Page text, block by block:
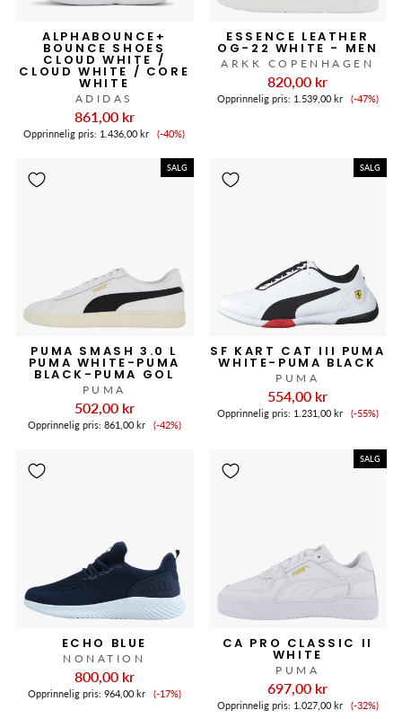
ALPHABOUNCE+
BOUNCE SHOES
CLOUD WHITE /
CLOUD WHITE / CORE
WHITE
ADIDAS
861,00 kr
Opprinnelig pris: 1.436,00 kr Salgspris
(-40%)
ESSENCE LEATHER
OG-22 WHITE - MEN
ARKK COPENHAGEN
820,00 kr
Opprinnelig pris: 1.539,00 kr (-47%)
SALG
PUMA SMASH 3.0 L
PUMA WHITE-PUMA
BLACK-PUMA GOL
PUMA
502,00 kr
Opprinnelig pris: 861,00 kr Salgspris
(-42%)
SALG
SF KART CAT III PUMA
WHITE-PUMA BLACK
PUMA
554,00 kr
Opprinnelig pris: 1.231,00 kr (-55%)
ECHO BLUE
NONATION
800,00 kr
Opprinnelig pris: 964,00 kr Salgspris
(-17%)
SALG
CA PRO CLASSIC II
WHITE
PUMA
697,00 kr
Opprinnelig pris: 1.027,00 kr (-32%)